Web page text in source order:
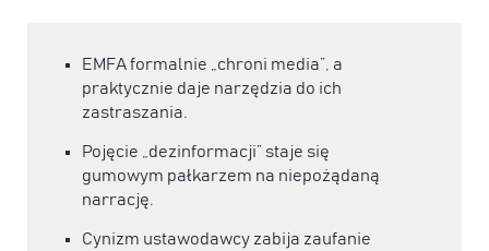
EMFA formalnie „chroni media”, a
praktycznie daje narzędzia do ich
zastraszania.
Pojęcie „dezinformacji” staje się
gumowym pałkarzem na niepożądaną
narrację.
Cynizm ustawodawcy zabija zaufanie